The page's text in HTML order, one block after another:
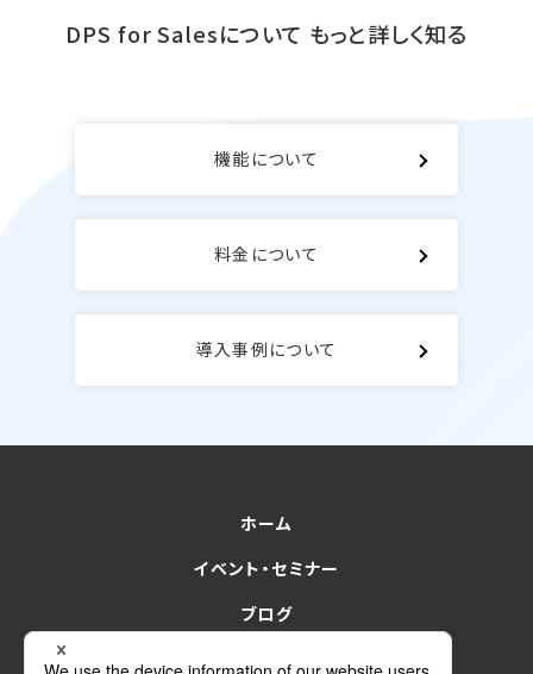
DPS for Salesについて もっと詳しく知る
機能について
料金について
導入事例について
ホーム
イベント・セミナー
ブログ
for Sales